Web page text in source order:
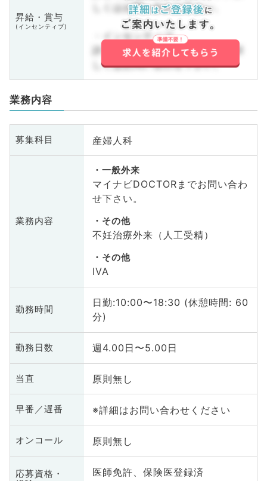
昇給・賞与
(インセンティブ)
しくはお問い合わせ下さい。
・インセンティブ
詳しくはお問い合わせ下さい。詳
しくはお問い合わせ下さい。
業務内容
募集科目 産婦人科
業務内容
一般外来
マイナビDOCTORまでお問い合わ
せ下さい。
その他
不妊治療外来（人工受精）
その他
IVA
勤務時間
日勤:10:00〜18:30 (休憩時間: 60
分)
勤務日数 週4.00日〜5.00日
当直 原則無し
早番／遅番 ※詳細はお問い合わせください
オンコール 原則無し
応募資格・
医師免許、保険医登録済